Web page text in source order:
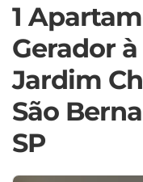
1
Gerador
Jardim
São
SP